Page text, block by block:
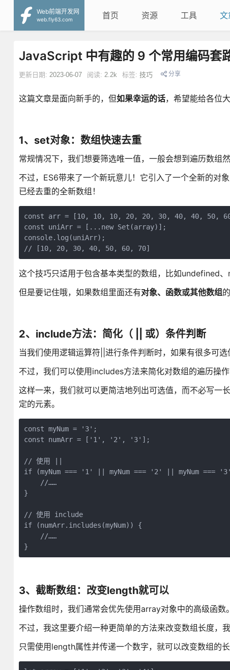
Web前端开发网
web.fly63.com
首页 资源 工具 文
JavaScript 中有趣的 9 个常用编码套
更新日期: 2023-06-07 阅读: 2.2k 标签: 技巧 分享
这篇文章是面向新手的，但如果幸运的话，希望能给各位
1、set对象：数组快速去重
常规情况下，我们想要筛选唯一值，一般会想到遍历数组
不过，ES6带来了一个新玩意儿！它引入了一个全新的对
已经去重的全新数组！
const arr = [10, 10, 10, 20, 20, 30, 40, 40, 50,
const uniArr = [...new Set(array)];
console.log(uniArr);
这个技巧只适用于包含基本类型的数组，比如undefined
但是要记住哦，如果数组里面还有对象、函数或其他数组
2、include方法：简化（ || 或）条件判断
当我们使用逻辑运算符||进行条件判断时，如果有很多可选
不过，我们可以使用includes方法来简化对数组的遍历操
这样一来，我们就可以更简洁地列出可选值，而不必写一
定的元素。
const myNum = '3';
const numArr = ['1', '2', '3'];
// 使用 ||
if (myNum === '1' || myNum === '2' || myNum ===
//……
}
// 使用 include
if (numArr.includes(myNum)) {
//……
}
3、截断数组：改变length就可以
操作数组时，我们通常会优先使用array对象中的高级函数。
不过，我这里要介绍一种更简单的方法来改变数组长度，
只需使用length属性并传递一个数字，就可以改变数组的长